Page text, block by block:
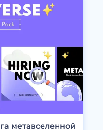
метавселенной